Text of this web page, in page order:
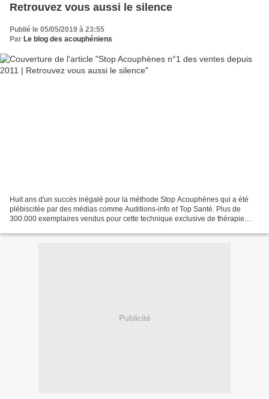
Retrouvez vous aussi le silence
Publié le 05/05/2019 à 23:55
Par Le blog des acouphéniens
Huit ans d'un succès inégalé pour la méthode Stop Acouphènes qui a été
plébiscitée par des médias comme Auditions-info et Top Santé. Plus de
300.000 exemplaires vendus pour cette technique exclusive de thérapie
Publicité